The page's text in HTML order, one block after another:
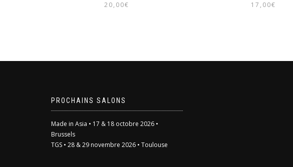
20,00€ 17,00€
PROCHAINS SALONS
Made in Asia • 17 & 18 octobre 2026 •
Brussels
TGS • 28 & 29 novembre 2026 • Toulouse